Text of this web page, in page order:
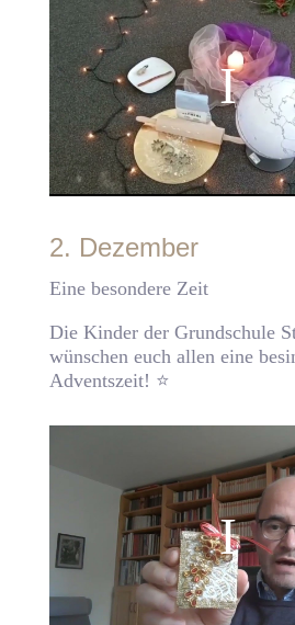
2. Dezember
Eine besondere Zeit
Die Kinder der Grundschule
wünschen euch allen eine
Adventszeit! ⭐️